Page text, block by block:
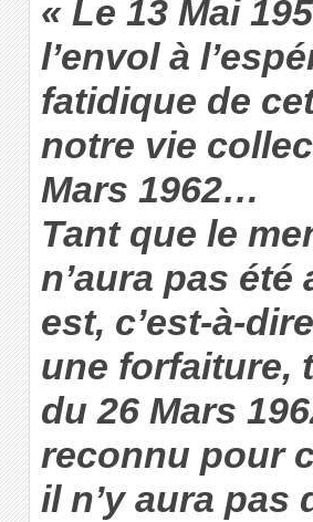
« Le 13 Mai
l’envol à
fatidique de
notre vie
Mars 1962…
Tant que le
n’aura pas été
est, c’est-à-
une forfaiture,
du 26 Mars
reconnu pour
il n’y aura pas